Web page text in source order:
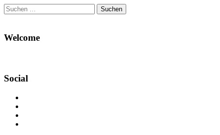
Suchen
nach:
Welcome
Social